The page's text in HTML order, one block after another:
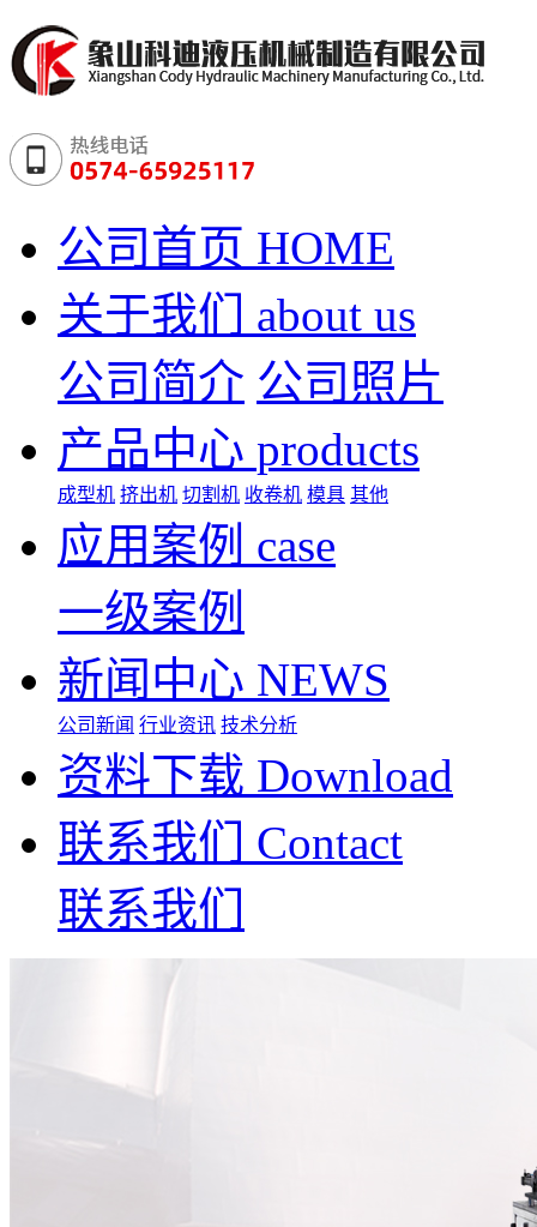
公司首页 HOME
关于我们
about us
公司简介 公司照片
产品中心 products
成型机 挤出机 切割机 收卷机 模具 其他
应用案例 case
一级案例
新闻中心 NEWS
公司新闻 行业资讯 技术分析
资料下载 Download
联系我们
Contact
联系我们